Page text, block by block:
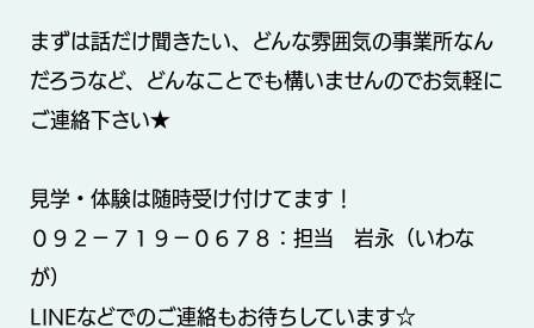
まずは話だけ聞きたい、どんな雰囲気の事業所なん
だろうなど、どんなことでも構いませんのでお気軽に
ご連絡下さい★
見学・体験は随時受け付けてます！
０９２−７１９−０６７８：担当 岩永（いわな
が）
LINEなどでのご連絡もお待ちしています☆